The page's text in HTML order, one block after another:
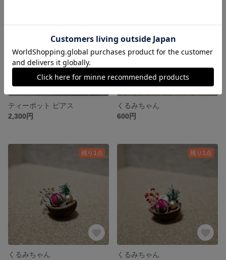
ティーポット ピアス
2,300円
くるみちゃん
600円
残り1点
くるみちゃん
残り1点
くるみちゃん